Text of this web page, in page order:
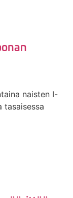
naisten I-
tasaisessa